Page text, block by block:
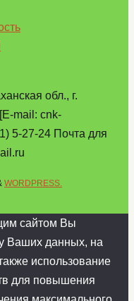
обл., г.
mail: cnk-
5-27-24 Почта для
WORDPRESS.
сайтом Вы
Ваших данных, на
использование
для повышения